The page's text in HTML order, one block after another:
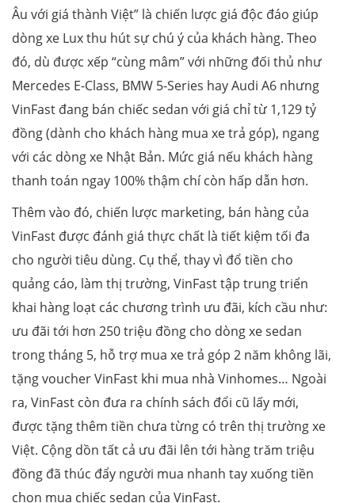
Âu với giá thành Việt” là chiến lược giá độc đáo giúp
dòng xe Lux thu hút sự chú ý của khách hàng. Theo
đó, dù được xếp “cùng mâm” với những đối thủ như
Mercedes E-Class, BMW 5-Series hay Audi A6 nhưng
VinFast đang bán chiếc sedan với giá chỉ từ 1,129 tỷ
đồng (dành cho khách hàng mua xe trả góp), ngang
với các dòng xe Nhật Bản. Mức giá nếu khách hàng
thanh toán ngay 100% thậm chí còn hấp dẫn hơn.
Thêm vào đó, chiến lược marketing, bán hàng của
VinFast được đánh giá thực chất là tiết kiệm tối đa
cho người tiêu dùng. Cụ thể, thay vì đổ tiền cho
quảng cáo, làm thị trường, VinFast tập trung triển
khai hàng loạt các chương trình ưu đãi, kích cầu như:
ưu đãi tới hơn 250 triệu đồng cho dòng xe sedan
trong tháng 5, hỗ trợ mua xe trả góp 2 năm không lãi,
tặng voucher VinFast khi mua nhà Vinhomes… Ngoài
ra, VinFast còn đưa ra chính sách đổi cũ lấy mới,
được tặng thêm tiền chưa từng có trên thị trường xe
Việt. Cộng dồn tất cả ưu đãi lên tới hàng trăm triệu
đồng đã thúc đẩy người mua nhanh tay xuống tiền
chọn mua chiếc sedan của VinFast.